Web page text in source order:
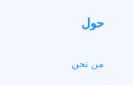
حول
من نحن